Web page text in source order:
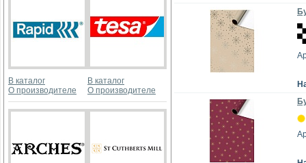
В каталог
О производителе
В каталог
О производителе